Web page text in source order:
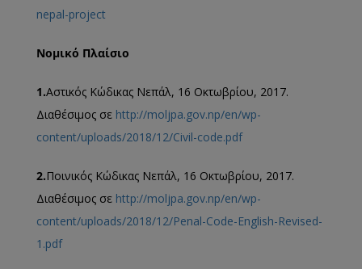
nepal-project
Νομικό Πλαίσιο
1.Αστικός Κώδικας Νεπάλ, 16 Οκτωβρίου, 2017.
Διαθέσιμος σε http://moljpa.gov.np/en/wp-
content/uploads/2018/12/Civil-code.pdf
2.Ποινικός Κώδικας Νεπάλ, 16 Οκτωβρίου, 2017.
Διαθέσιμος σε http://moljpa.gov.np/en/wp-
content/uploads/2018/12/Penal-Code-English-Revised-
1.pdf